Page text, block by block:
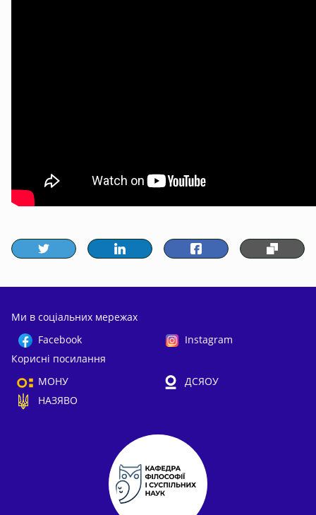
Ми в соціальних мережах
Facebook
Instagram
Корисні посилання
МОНУ
ДСЯОУ
НАЗЯВО